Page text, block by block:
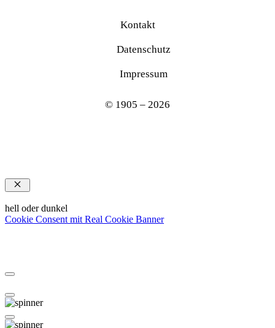
Kontakt
Datenschutz
Impressum
© 1905 – 2026
Schließen
hell oder dunkel
Cookie Consent mit Real Cookie Banner